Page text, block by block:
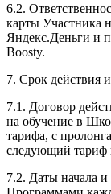
6.2.
карты
Яндекс.Деньги и
Boosty.
7. Срок действия
7.1. Договор
на обучение в
тарифа, с
следующий тариф
7.2. Даты начала